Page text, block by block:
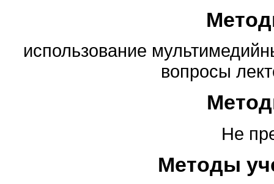
использование
вопросы
Не
Методы